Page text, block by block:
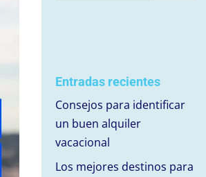
Entradas recientes
Consejos para identificar
un buen alquiler
vacacional
Los mejores destinos para